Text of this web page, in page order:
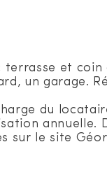
et
un garage.
du
annuelle.
sur le site